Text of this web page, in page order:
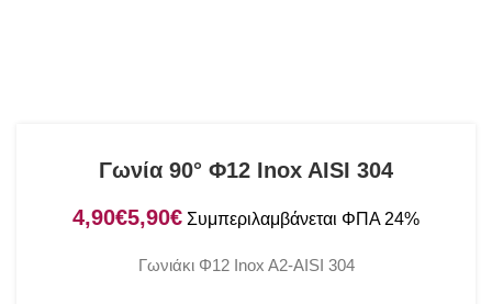
Γωνία 90° Φ12 Inox AISI 304
€
€
Γωνιάκι Φ12 Inox A2-AISI 304